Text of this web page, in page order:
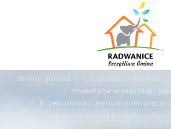
Strona główna
Inwestycje w realizacji i
Przebudowa i termomodernizacja
Radwanicach wraz z